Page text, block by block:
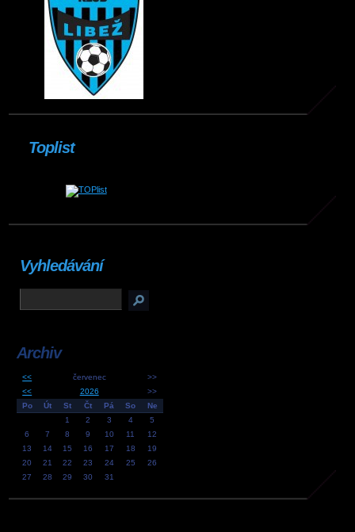
Toplist
Vyhledávání
Archiv
<< červenec
>>
<<
2026
>>
Po
Út St Čt Pá So
Ne
1
2 3 4
5
6
7 8 9 10 11
12
13
14 15 16 17 18
19
20
21 22 23 24 25
26
27
28 29 30 31